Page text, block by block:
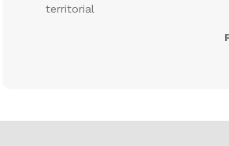
territorial